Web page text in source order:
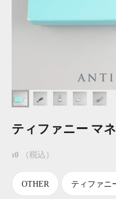
ティファニー マ
セール価格
¥0 （税込）
OTHER ティファニ